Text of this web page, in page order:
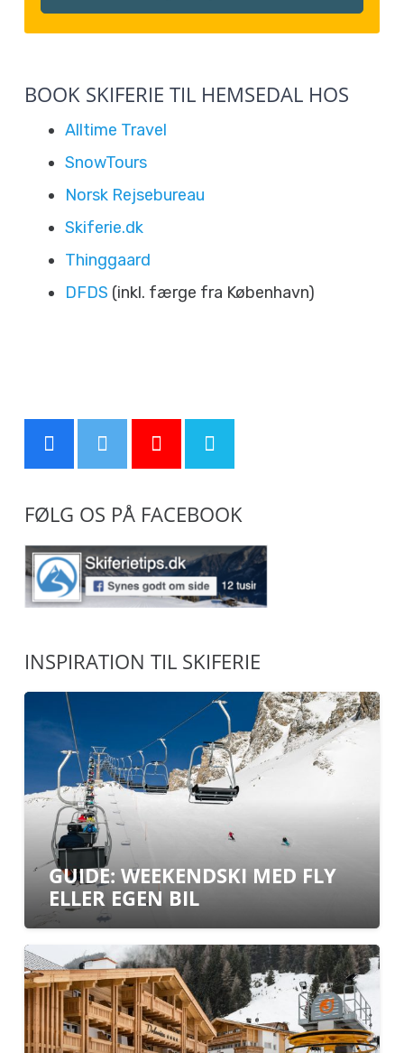
BOOK SKIFERIE TIL HEMSEDAL HOS
Alltime Travel
SnowTours
Norsk Rejsebureau
Skiferie.dk
Thinggaard
DFDS (inkl. færge fra København)
FØLG OS PÅ FACEBOOK
INSPIRATION TIL SKIFERIE
GUIDE: WEEKENDSKI MED FLY
ELLER EGEN BIL